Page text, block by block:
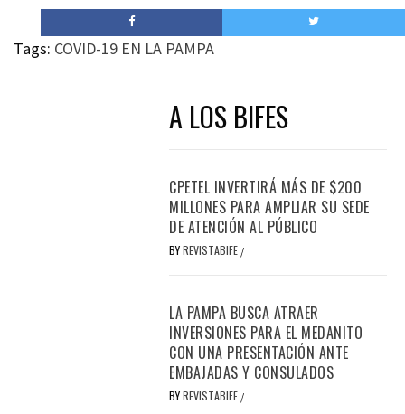
Tags: COVID-19 EN LA PAMPA
A LOS BIFES
CPETEL INVERTIRÁ MÁS DE $200
MILLONES PARA AMPLIAR SU SEDE
DE ATENCIÓN AL PÚBLICO
BYREVISTABIFE /
LA PAMPA BUSCA ATRAER
INVERSIONES PARA EL MEDANITO
CON UNA PRESENTACIÓN ANTE
EMBAJADAS Y CONSULADOS
BYREVISTABIFE /